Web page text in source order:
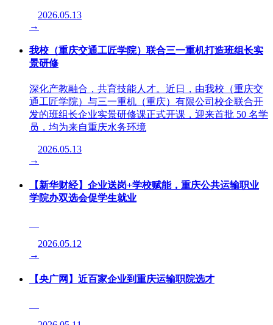
2026.05.13
→
我校（重庆交通工匠学院）联合三一重机打造班组长实
景研修
深化产教融合，共育技能人才。近日，由我校（重庆交
通工匠学院）与三一重机（重庆）有限公司校企联合开
发的班组长企业实景研修课正式开课，迎来首批 50 名学
员，均为来自重庆水务环境
2026.05.13
→
【新华财经】企业送岗+学校赋能，重庆公共运输职业
学院办双选会促学生就业
2026.05.12
→
【央广网】近百家企业到重庆运输职院选才